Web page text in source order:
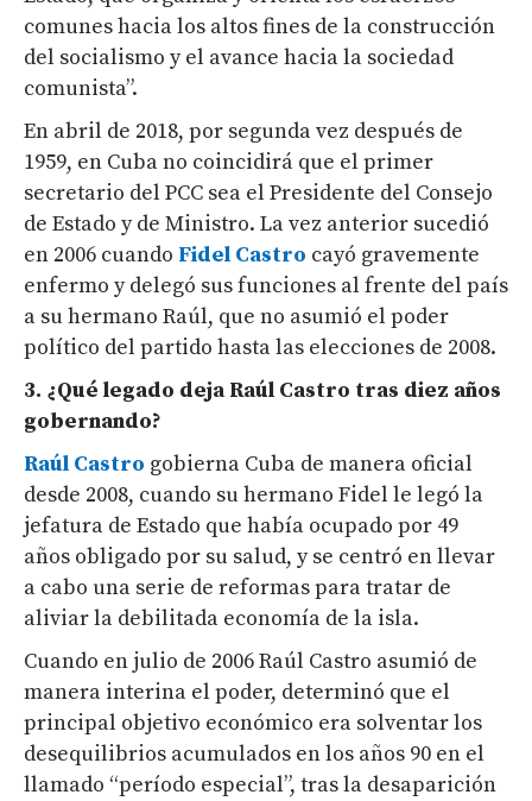
comunes hacia los altos fines de la construcción
del socialismo y el avance hacia la sociedad
comunista”.
En abril de 2018, por segunda vez después de
1959, en Cuba no coincidirá que el primer
secretario del PCC sea el Presidente del Consejo
de Estado y de Ministro. La vez anterior sucedió
en 2006 cuando Fidel Castro cayó gravemente
enfermo y delegó sus funciones al frente del país
a su hermano Raúl, que no asumió el poder
político del partido hasta las elecciones de 2008.
3. ¿Qué legado deja Raúl Castro tras diez años
gobernando?
Raúl Castro gobierna Cuba de manera oficial
desde 2008, cuando su hermano Fidel le legó la
jefatura de Estado que había ocupado por 49
años obligado por su salud, y se centró en llevar
a cabo una serie de reformas para tratar de
aliviar la debilitada economía de la isla.
Cuando en julio de 2006 Raúl Castro asumió de
manera interina el poder, determinó que el
principal objetivo económico era solventar los
desequilibrios acumulados en los años 90 en el
llamado “período especial”, tras la desaparición